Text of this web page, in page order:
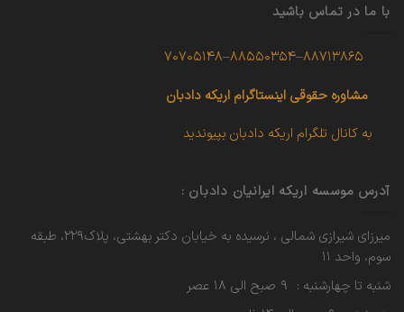
با ما در تماس باشید
۸۸۷۱۳۸۶۵–۸۸۵۵۰۳۵۴–۷۰۷۰۵۱۴۸
مشاوره حقوقی اینستاگرام اریکه دادبان
به کانال تلگرام اریکه دادبان بپیوندید
آدرس موسسه اریکه ایرانیان دادبان :
میرزای شیرازی شمالی ، نرسیده به خیابان دکتر بهشتی، پلاک۲۲۹، طبقه
سوم، واحد ۱۱
شنبه تا چهارشنبه : ۹ صبح الی ۱۸ عصر